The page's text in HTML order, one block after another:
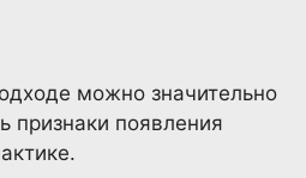
можно значительно
признаки появления